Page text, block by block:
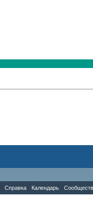
Справка Календарь